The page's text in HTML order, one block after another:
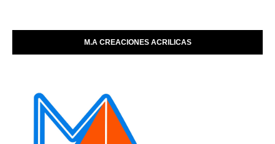
M.A CREACIONES ACRILICAS